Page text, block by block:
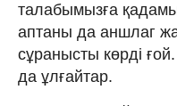
талабымызға
аптаны да аншлаг
сұранысты көрді
да ұлғайтар.